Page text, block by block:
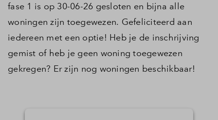
fase 1 is op 30-06-26 gesloten en bijna alle
woningen zijn toegewezen. Gefeliciteerd aan
iedereen met een optie! Heb je de inschrijving
gemist of heb je geen woning toegewezen
gekregen? Er zijn nog woningen beschikbaar!